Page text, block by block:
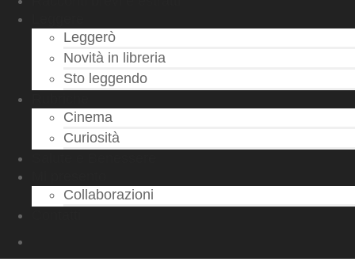
Leggerò
Novità in libreria
Sto leggendo
Cinema
Curiosità
Collaborazioni